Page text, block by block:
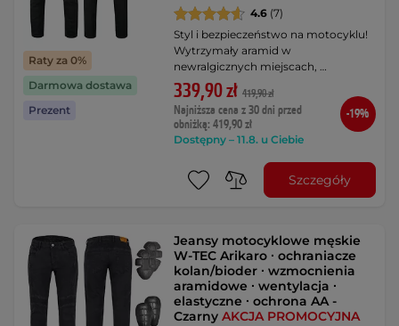
Raty za 0%
Darmowa dostawa
Prezent
4.6 (7)
Styl i bezpieczeństwo na motocyklu!
Wytrzymały aramid w
newralgicznych miejscach, …
339,90 zł 419,90 zł
Najniższa cena z 30 dni przed
obniżką: 419,90 zł
Dostępny – 11.8. u Ciebie
-19%
Szczegóły
Jeansy motocyklowe męskie
W-TEC Arikaro ∙ ochraniacze
kolan/bioder ∙ wzmocnienia
aramidowe ∙ wentylacja ∙
elastyczne ∙ ochrona AA -
CzarnyAKCJA PROMOCYJNA